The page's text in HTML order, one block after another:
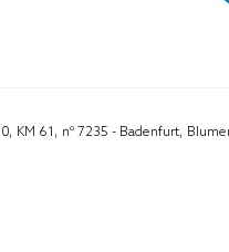
KM 61, nº 7235 - Badenfurt,